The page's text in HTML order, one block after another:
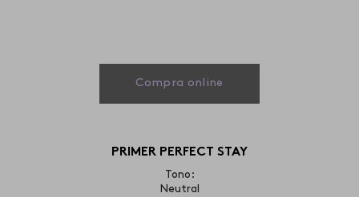
Compra online
PRIMER PERFECT STAY
Tono:
Neutral